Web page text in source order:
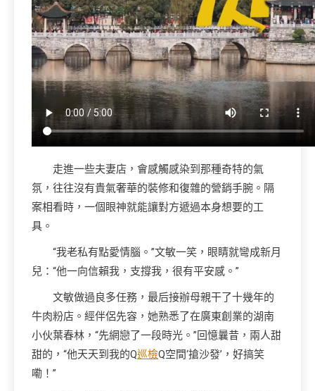
走進一些夫妻店，會感觸感染到那種奇特的氣
氛，往往沒有貴氣奢華的裝修和復雜的營銷手腕。隔
案相看時，一個眼神就能讓對方遞過本身想要的工
具。
“我老私有點愛情腦。”文敏一笑，眼睛就彎成新月
兒：“他一向信賴我，支撐我，很有平安感。”
文敏做過良多任務，最后接辦母親干了十幾年的
牛肉粉店。經伴侶先容，她熟悉了在廣東創業的湖南
小伙葉春林，“先網戀了一段時光。”回憶曩昔，兩人甜
甜的，“他天天到我的Q巡檢Q空間‘搶沙發’，好搞笑
嘞！”